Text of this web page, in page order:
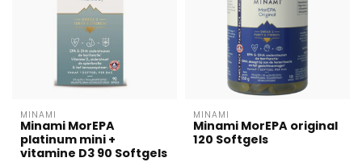
MINAMI
Minami MorEPA
platinum mini +
vitamine D3 90 Softgels
MINAMI
Minami MorEPA original
120 Softgels